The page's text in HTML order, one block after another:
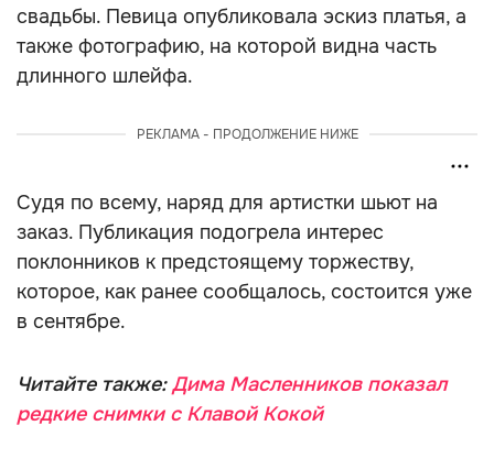
свадьбы. Певица опубликовала эскиз платья, а
также фотографию, на которой видна часть
длинного шлейфа.
РЕКЛАМА - ПРОДОЛЖЕНИЕ НИЖЕ
Судя по всему, наряд для артистки шьют на
заказ. Публикация подогрела интерес
поклонников к предстоящему торжеству,
которое, как ранее сообщалось, состоится уже
в сентябре.
Читайте также:Дима Масленников показал
редкие снимки с Клавой Кокой